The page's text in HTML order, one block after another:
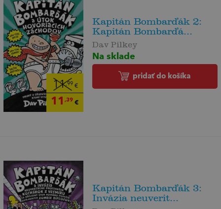
11,99 €
11 ,39€
Kapitán Bombarďák 2:
Kapitán Bombarďá...
Dav Pilkey
Na sklade
pridať do košíka
Kapitán Bombarďák 3:
Invázia neuverit...